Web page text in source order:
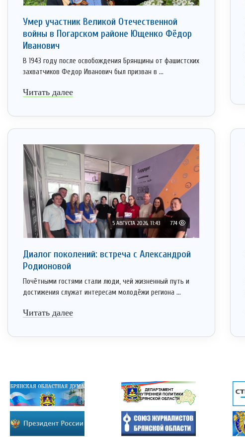
Умер участник Великой Отечественной
войны в Погарском районе Ющенко Фёдор
Иванович
В 1943 году после освобождения Брянщины от фашистских
захватчиков Федор Иванович был призван в ...
Читать далее
5 АВГУСТА 2026, 11:43 774
Диалог поколений: встреча с Александрой
Родионовой
Почётными гостями стали люди, чей жизненный путь и
достижения служат интересам молодёжи региона ...
Читать далее